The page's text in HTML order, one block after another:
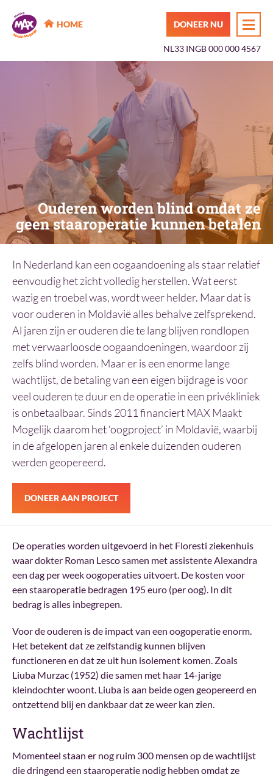
MAX Maakt Mogelijk
HOME DONEER NU
NL33 INGB 000 000 4567
Ouderen worden blind omdat ze
geen staaroperatie kunnen betalen
In Nederland kan een oogaandoening als staar relatief
eenvoudig het zicht volledig herstellen. Wat eerst
wazig en troebel was, wordt weer helder. Maar dat is
voor ouderen in Moldavië alles behalve zelfsprekend.
Al jaren zijn er ouderen die te lang blijven rondlopen
met verwaarloosde oogaandoeningen, waardoor zij
zelfs blind worden. Maar er is een enorme lange
wachtlijst, de betaling van een eigen bijdrage is voor
veel ouderen te duur en de operatie in een privékliniek
is onbetaalbaar. Sinds 2011 financiert MAX Maakt
Mogelijk daarom het ‘oogproject’ in Moldavië, waarbij
in de afgelopen jaren al enkele duizenden ouderen
werden geopereerd.
DONEER AAN PROJECT
De operaties worden uitgevoerd in het Floresti ziekenhuis
waar dokter Roman Lesco samen met assistente Alexandra
een dag per week oogoperaties uitvoert. De kosten voor
een staaroperatie bedragen 195 euro (per oog). In dit
bedrag is alles inbegrepen.
Voor de ouderen is de impact van een oogoperatie enorm.
Het betekent dat ze zelfstandig kunnen blijven
functioneren en dat ze uit hun isolement komen. Zoals
Liuba Murzac (1952) die samen met haar 14-jarige
kleindochter woont. Liuba is aan beide ogen geopereerd en
ontzettend blij en dankbaar dat ze weer kan zien.
Wachtlijst
Momenteel staan er nog ruim 300 mensen op de wachtlijst
die dringend een staaroperatie nodig hebben omdat ze